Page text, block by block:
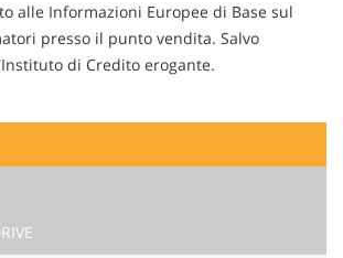
l'informativa privacy*
trattamento dei miei dati per finalità di
alle Informazioni Europee di Base sul
presso il punto vendita. Salvo
di Credito erogante.